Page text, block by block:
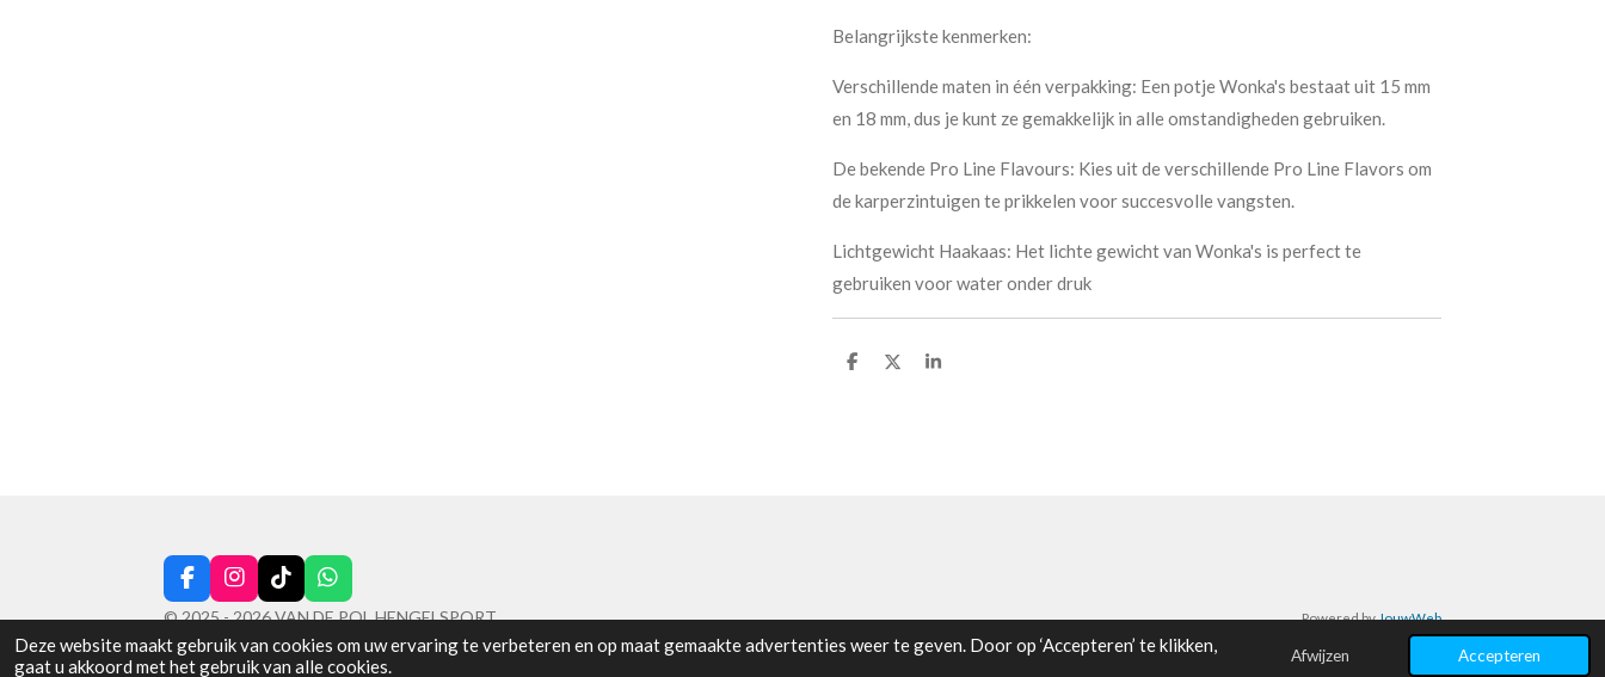
Deze website maakt gebruik van cookies om uw ervaring te verbeteren en op maat gemaakte advertenties weer te geven. Door op ‘Accepteren’ te klikken,
gaat u akkoord met het gebruik van alle cookies.
Afwijzen Accepteren
Belangrijkste kenmerken:
Verschillende maten in één verpakking: Een potje Wonka's bestaat uit 15 mm
en 18 mm, dus je kunt ze gemakkelijk in alle omstandigheden gebruiken.
De bekende Pro Line Flavours: Kies uit de verschillende Pro Line Flavors om
de karperzintuigen te prikkelen voor succesvolle vangsten.
Lichtgewicht Haakaas: Het lichte gewicht van Wonka's is perfect te
gebruiken voor water onder druk
D
D
S
F
a
e
I
n
t
T
i
T
W
h
t
© 2025 - 2026 VAN DE POL HENGELSPORT Powered byJouwWeb